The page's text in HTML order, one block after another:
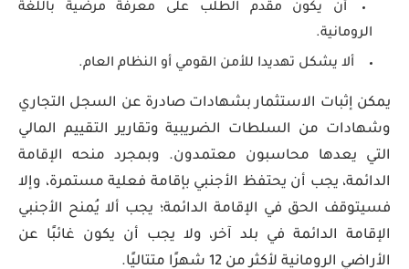
أن يكون مقدم الطلب على معرفة مرضية باللغة
الرومانية.
ألا يشكل تهديدا للأمن القومي أو النظام العام.
يمكن إثبات الاستثمار بشهادات صادرة عن السجل التجاري
وشهادات من السلطات الضريبية وتقارير التقييم المالي
التي يعدها محاسبون معتمدون. وبمجرد منحه الإقامة
الدائمة، يجب أن يحتفظ الأجنبي بإقامة فعلية مستمرة، وإلا
فسيتوقف الحق في الإقامة الدائمة؛ يجب ألا يُمنح الأجنبي
الإقامة الدائمة في بلد آخر، ولا يجب أن يكون غائبًا عن
الأراضي الرومانية لأكثر من 12 شهرًا متتاليًا.